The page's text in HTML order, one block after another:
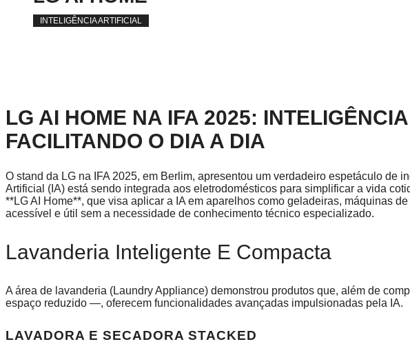
INTELIGÊNCIA ARTIFICIAL
LG AI HOME NA IFA 2025:
FACILITANDO O DIA A DIA
O stand da LG na IFA 2025, em Berlim, apresentou um verdadeiro espetáculo de
Artificial (IA) está sendo integrada aos eletrodomésticos para simplificar a vida
**LG AI Home**, que visa aplicar a IA em aparelhos como geladeiras, máquinas
acessível e útil sem a necessidade de conhecimento técnico especializado.
Lavanderia Inteligente E Compacta
A área de lavanderia (Laundry Appliance) demonstrou produtos que, além de
espaço reduzido —, oferecem funcionalidades avançadas impulsionadas pela IA.
LAVADORA E SECADORA STACKED